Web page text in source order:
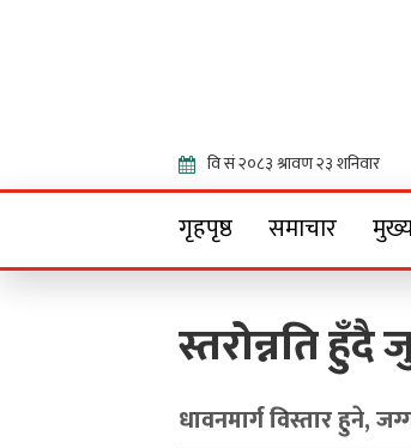
गृहपृष्ठ समाचार
स्तरोन्नति
धावनमार्ग विस्तार हुने,